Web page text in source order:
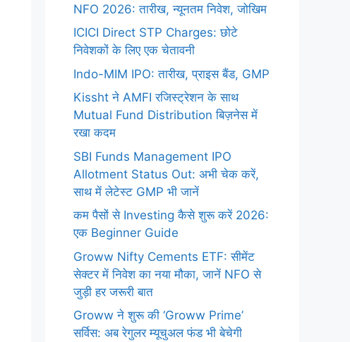
NFO 2026: तारीख, न्यूनतम निवेश, जोखिम
ICICI Direct STP Charges: छोटे
निवेशकों के लिए एक चेतावनी
Indo-MIM IPO: तारीख, प्राइस बैंड, GMP
Kissht ने AMFI रजिस्ट्रेशन के साथ
Mutual Fund Distribution बिज़नेस में
रखा कदम
SBI Funds Management IPO
Allotment Status Out: अभी चेक करें,
साथ में लेटेस्ट GMP भी जानें
कम पैसों से Investing कैसे शुरू करें 2026:
एक Beginner Guide
Groww Nifty Cements ETF: सीमेंट
सेक्टर में निवेश का नया मौका, जानें NFO से
जुड़ी हर जरूरी बात
Groww ने शुरू की ‘Groww Prime’
सर्विस: अब रेगुलर म्यूचुअल फंड भी बेचेगी